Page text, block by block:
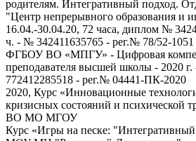
родителям. Интегративный подход.
"Центр непрерывного образования и
16.04.-30.04.20, 72 часа, диплом №
ч. - № 342411635765 - рег.№ 78/52-1051
ФГБОУ ВО «МПГУ» - Цифровая
преподавателя высшей школы - 2020
772412285518 - рег.№ 04441-ПК-2020
2020, Курс «Инновационные
кризисных состояний и психической
ВО МО МГОУ
Курс «Игры на песке: "Интегративный